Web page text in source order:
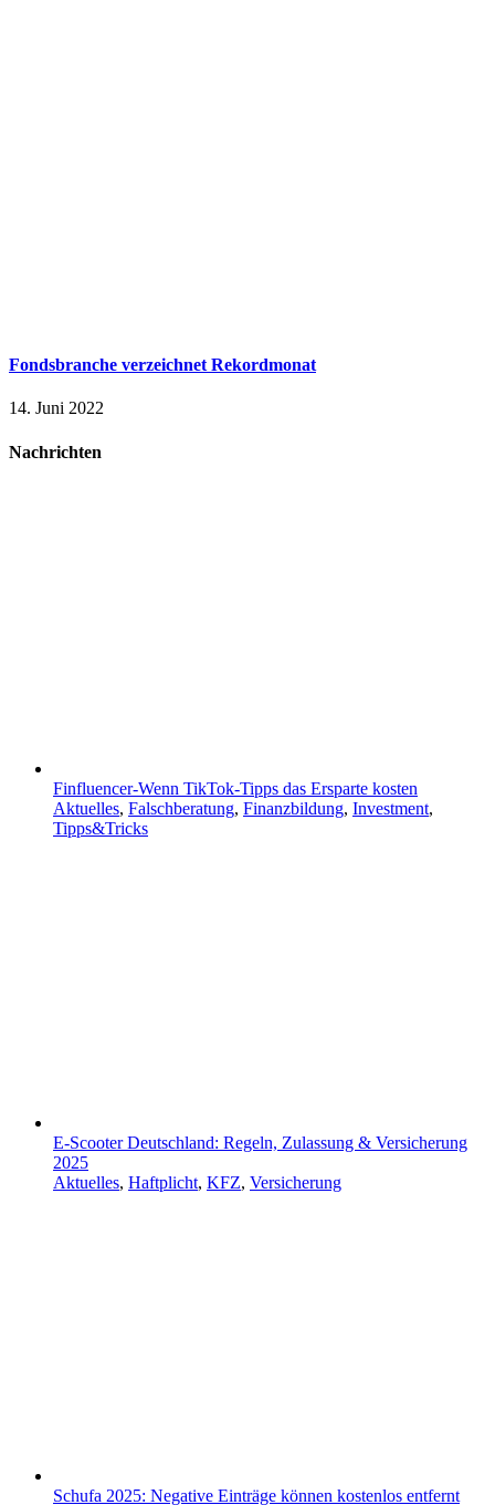
Fondsbranche verzeichnet Rekordmonat
14. Juni 2022
Nachrichten
Finfluencer-Wenn TikTok-Tipps das Ersparte kosten
Aktuelles, Falschberatung, Finanzbildung, Investment,
Tipps&Tricks
E-Scooter Deutschland: Regeln, Zulassung & Versicherung
2025
Aktuelles, Haftplicht, KFZ, Versicherung
Schufa 2025: Negative Einträge können kostenlos entfernt